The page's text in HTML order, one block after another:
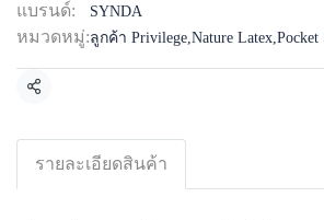
แบรนด์: SYNDA
หมวดหมู่:ลูกค้า Privilege,Nature Latex,Pocket
แชร์
รายละเอียดสินค้า